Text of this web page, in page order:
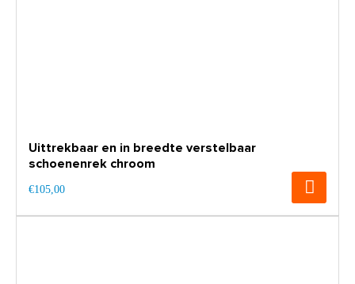
Uittrekbaar en in breedte verstelbaar
schoenenrek chroom
€105,00